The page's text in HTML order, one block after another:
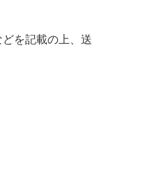
を記載の上、送